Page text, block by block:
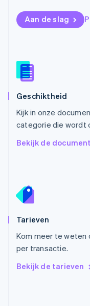
Aan de slag
Geschiktheid
Kijk in onze
categorie die wordt
Bekijk de
Tarieven
Kom meer te weten
per transactie.
Bekijk de tarieven
Noorwegen
English
Oostenrijk
Portugal
Português
Roemenië
Singapore
English 简体中文
English Italiano
Español
Thailand
Tsjechië
Vasteland van
简体中文English
English